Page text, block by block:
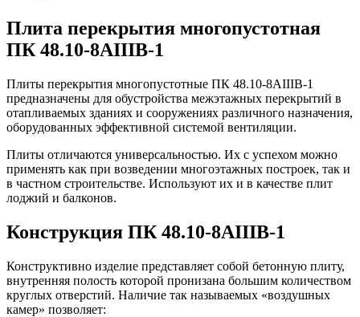
Плита перекрытия многопустотная
ПК 48.10-8АIIIВ-1
Плиты перекрытия многопустотные ПК 48.10-8АIIIВ-1
предназначены для обустройства межэтажных перекрытий в
отапливаемых зданиях и сооружениях различного назначения,
оборудованных эффективной системой вентиляции.
Плиты отличаются универсальностью. Их с успехом можно
применять как при возведении многоэтажных построек, так и
в частном строительстве. Используют их и в качестве плит
лоджий и балконов.
Конструкция ПК 48.10-8АIIIВ-1
Конструктивно изделие представляет собой бетонную плиту,
внутренняя полость которой пронизана большим количеством
круглых отверстий. Наличие так называемых «воздушных
камер» позволяет: